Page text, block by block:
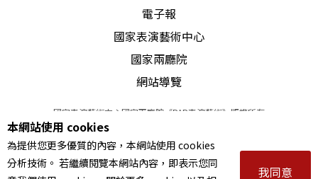
電子報
國家表演藝術中心
國家兩廳院
網站導覽
國家表演藝術中心國家兩廳院《PAR表演藝術》版權所有
© 2022Performing arts redefined. All Rights Reserved
統一編號 Tax Id number 00973926
本站所提供相關演出資訊，如有異動應以主辦單位公告為準。
本網站使用 cookies
為提供您更多優質的內容，本網站使用 cookies
分析技術。 若繼續閱覽本網站內容，即表示您同
我同意